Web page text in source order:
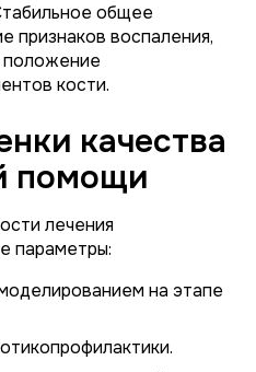
общее
признаков воспаления,
положение
кости.
качества
помощи
лечения
параметры:
на этапе